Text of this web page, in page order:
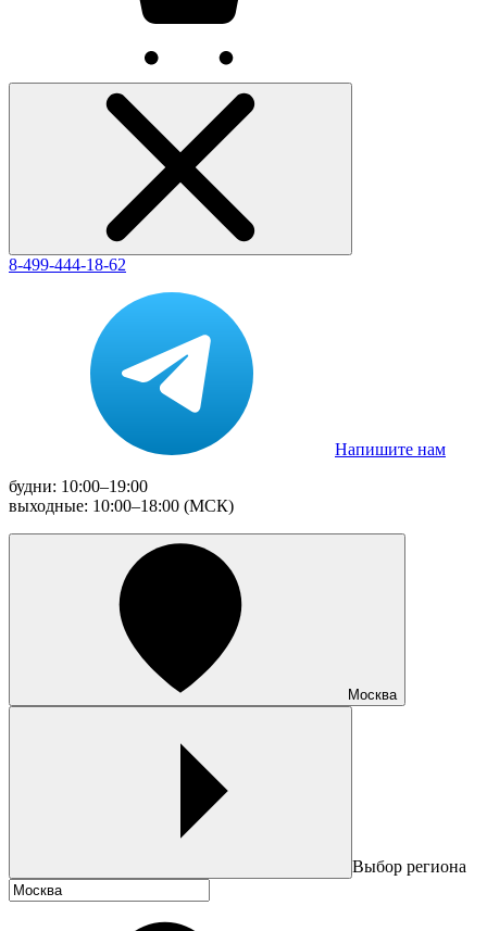
8-499-444-18-62
Напишите нам
будни: 10:00–19:00
выходные: 10:00–18:00 (МСК)
Москва
Выбор региона